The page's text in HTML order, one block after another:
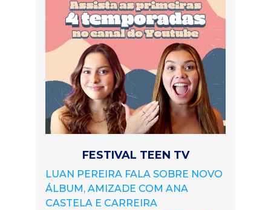
FESTIVAL TEEN TV
LUAN PEREIRA FALA SOBRE NOVO
ÁLBUM, AMIZADE COM ANA
CASTELA E CARREIRA